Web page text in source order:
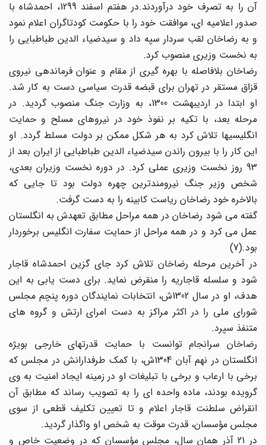
آن را به تصرف خود درآوردند.در هفتم اسفند 1299، احمدشاه با
صدور اعلامیه ای، موافقت خود را با حکومت کودتاگران اعلام نمود
و به رضاخان لقب سردار سپه داد و سیدضیاء الدین طباطبایی را
به نخست وزیری منصوب کرد.
رضاخان بلافاصله با بهره گیری از مقام و عنوان فرماندهی نیروی
قزاق مستقر در تهران برای قبضه قدرت سیاسی دست به کار شد.
او ابتدا در اردیبهشت 1300، به وزارت جنگ منصوب گردید. در
مرحله بعد، با تکیه بر نفوذ خود در نیروهای مسلح و حمایت
انگلیسیها تلاش کرد به هر شکل ممکن بر دولت مسلط گردد. او
این کار را با بیرون راندن سیدضیاء الدین طباطبایی از ایران بعد از
93 روز نخست وزیری عملی کرد. در دوره نخست وزیران بعدی،
شخص وزیر جنگ نیرومندترین چهره دولت بود تا جایی که
بالاخره خود رضاخان ریاست کابینه را به دست گرفت.
گفته می شود رضاخان در همه مراحل مطابق تعهدش به انگلستان
عمل می کرد و در همه مراحل از حمایت سفارت انگلیس برخوردار
بود.(7)
در آخرین مرحله رضاخان تلاش کرد جای گزین احمدشاه قاجار
شود و سلسله قاجاریه را منقرض نماید. برای دست یابی به این
هدف، او در سال 1302ش، انتخابات نمایندگان دوره پنچم مجلس
شورای ملی را در اکثر مراکز به دست امرای ارتش و گروه های
متنفذ سپرد.
رضاخان سرانجام توانست با حمایت قدرتهای خارجی بویژه
انگلستان در نهم آبان 1304ش، با کمک طرفدارانش در مجلس که
برخی با ارعاب و برخی با تبلیغات او در زمینه ایجاد امنیت به وی
گرویده بودند، ماده واحده ای را به تصویب رساند که مطابق آن
انقراض سلطنت قاجار اعلام و تا تعیین تکلیف قطعی از سوی
مجلس مؤسسان، قدرت موقت به شخص او واگذار گردید.
در 21 آذر همان سال، مجلس مؤسسان که در وضعیت خاص و